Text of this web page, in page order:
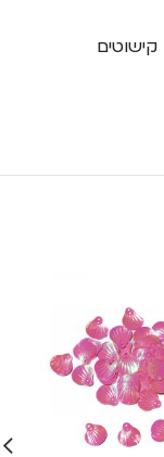
קישוטים